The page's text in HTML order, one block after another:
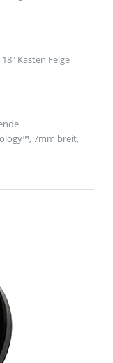
Kasten Felge
7mm breit,